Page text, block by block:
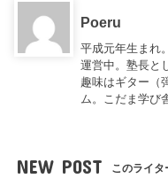
Poeru
平成元年生まれ
運営中。塾長と
趣味はギター（
ム。こだま学び
NEW POST このライタ